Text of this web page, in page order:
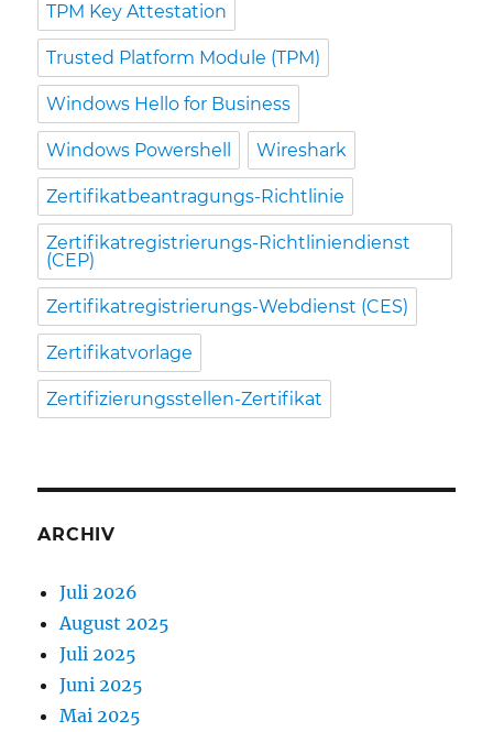
TPM Key Attestation
Trusted Platform Module (TPM)
Windows Hello for Business
Windows Powershell Wireshark
Zertifikatbeantragungs-Richtlinie
Zertifikatregistrierungs-Richtliniendienst
(CEP)
Zertifikatregistrierungs-Webdienst (CES)
Zertifikatvorlage
Zertifizierungsstellen-Zertifikat
ARCHIV
Juli 2026
August 2025
Juli 2025
Juni 2025
Mai 2025